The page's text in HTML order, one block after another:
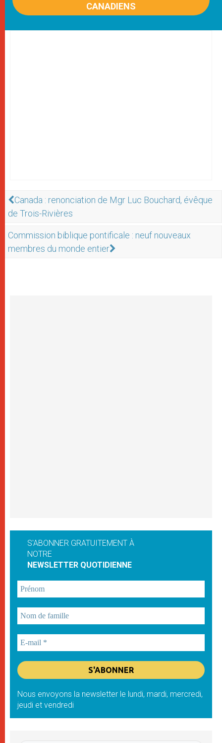
CANADIENS
Canada : renonciation de Mgr Luc Bouchard, évêque
de Trois-Rivières
Commission biblique pontificale : neuf nouveaux
membres du monde entier
S'ABONNER GRATUITEMENT À
NOTRE
NEWSLETTER QUOTIDIENNE
Nous envoyons la newsletter le lundi, mardi, mercredi,
jeudi et vendredi